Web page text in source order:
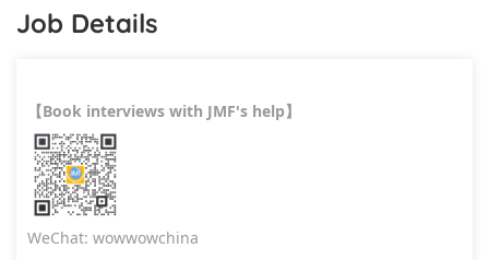
Job Details
【 Book interviews with JMF's help 】
WeChat: wowwowchina